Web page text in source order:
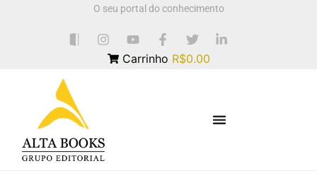
O seu portal do conhecimento
Carrinho R$0.00